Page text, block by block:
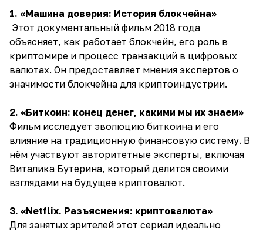
1. «Машина доверия: История блокчейна»
Этот документальный фильм 2018 года
объясняет, как работает блокчейн, его роль в
криптомире и процесс транзакций в цифровых
валютах. Он предоставляет мнения экспертов о
значимости блокчейна для криптоиндустрии.
2. «Биткоин: конец денег, какими мы их знаем»
Фильм исследует эволюцию биткоина и его
влияние на традиционную финансовую систему. В
нём участвуют авторитетные эксперты, включая
Виталика Бутерина, который делится своими
взглядами на будущее криптовалют.
3. «Netflix. Разъяснения: криптовалюта»
Для занятых зрителей этот сериал идеально